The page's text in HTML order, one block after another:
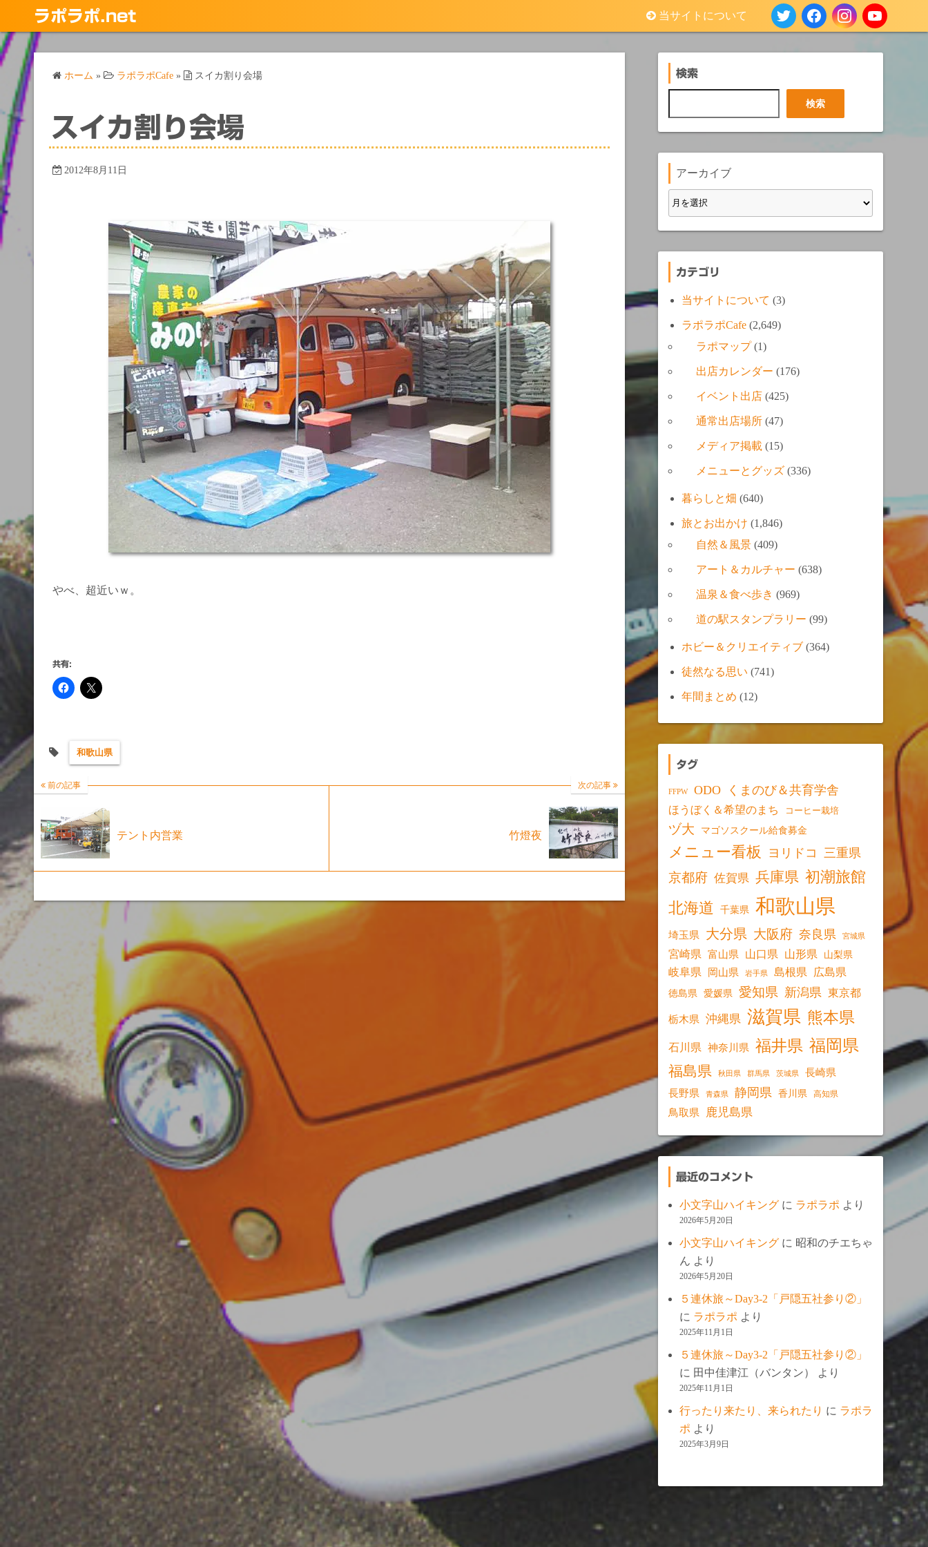
テ
ン
ス
キ
ッ
プ
ラポラポ.net 当サイトについて
ホーム » ラポラポCafe » スイカ割り会場
スイカ割り会場
2012年8月11日
やべ、超近いｗ。
共有:
和歌山県
前の記事
テント内営業
次の記事
竹燈夜
検索
索
検索
アーカイブ
カテゴリ
当サイトについて (3)
ラポラポCafe (2,649)
ラポマップ(1)
出店カレンダー (176)
イベント出店 (425)
通常出店場所 (47)
メディア掲載 (15)
メニューとグッズ (336)
暮らしと畑 (640)
旅とお出かけ (1,846)
自然＆風景 (409)
アート＆カルチャー (638)
温泉＆食べ歩き (969)
道の駅スタンプラリー (99)
ホビー＆クリエイティブ (364)
徒然なる思い (741)
年間まとめ (12)
タグ
FFPW ODO くまのび＆共育学舎
ほうぼく＆希望のまち コーヒー栽培
ヅ大 マゴソスクール給食募金
メニュー看板 ヨリドコ 三重県
京都府 佐賀県 兵庫県 初潮旅館
北海道
千葉県 和歌山県
埼玉県 大分県 大阪府 奈良県 宮城県
宮崎県 富山県 山口県 山形県 山梨県
岐阜県 岡山県 岩手県 島根県 広島県
徳島県 愛媛県 愛知県 新潟県 東京都
栃木県 沖縄県 滋賀県 熊本県
石川県 神奈川県 福井県 福岡県
福島県 秋田県 群馬県 茨城県 長崎県
長野県 青森県 静岡県 香川県 高知県
鳥取県 鹿児島県
最近のコメント
小文字山ハイキング に ラポラポ より
2026年5月20日
小文字山ハイキング に 昭和のチエちゃ
ん より
2026年5月20日
５連休旅～Day3-2「戸隠五社参り②」
に ラポラポ より
2025年11月1日
５連休旅～Day3-2「戸隠五社参り②」
に 田中佳津江（バンタン） より
2025年11月1日
行ったり来たり、来られたり に ラポラ
ポ より
2025年3月9日